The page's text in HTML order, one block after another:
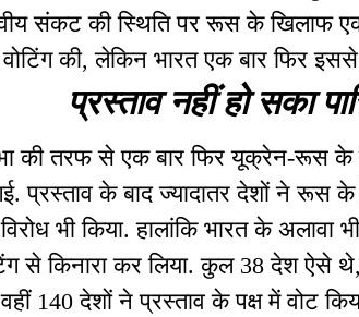
संकट की स्थिति पर रूस के खिलाफ
की, लेकिन भारत एक बार फिर इससे
प्रस्ताव नहीं हो सका
की तरफ से एक बार फिर यूक्रेन-रूस
प्रस्ताव के बाद ज्यादातर देशों ने रूस के
भी किया. हालांकि भारत के अलावा
से किनारा कर लिया. कुल 38 देश ऐसे थे,
वहीं 140 देशों ने प्रस्ताव के पक्ष में वोट